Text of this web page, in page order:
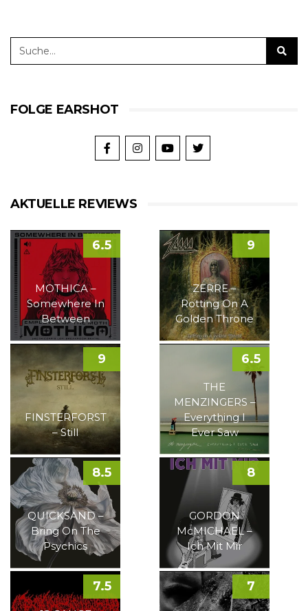
FOLGE EARSHOT
AKTUELLE REVIEWS
MOTHICA –
Somewhere In
Between
6.5
ZERRE –
Rotting On A
Golden Throne
9
FINSTERFORST
– Still
9
THE
MENZINGERS –
Everything I
Ever Saw
6.5
QUICKSAND –
Bring On The
Psychics
8.5
GORDON
McMICHAEL –
Ich Mit Mir
8
7.5 7